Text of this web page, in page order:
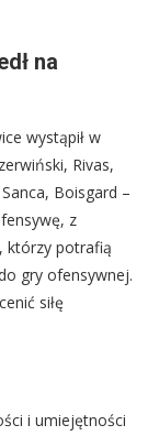
na
wystąpił w
Rivas,
Boisgard –
z
którzy potrafią
gry ofensywnej.
siłę
i umiejętności